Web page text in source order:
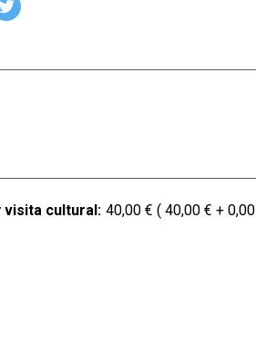
visita cultural: 40,00 € ( 40,00 € +